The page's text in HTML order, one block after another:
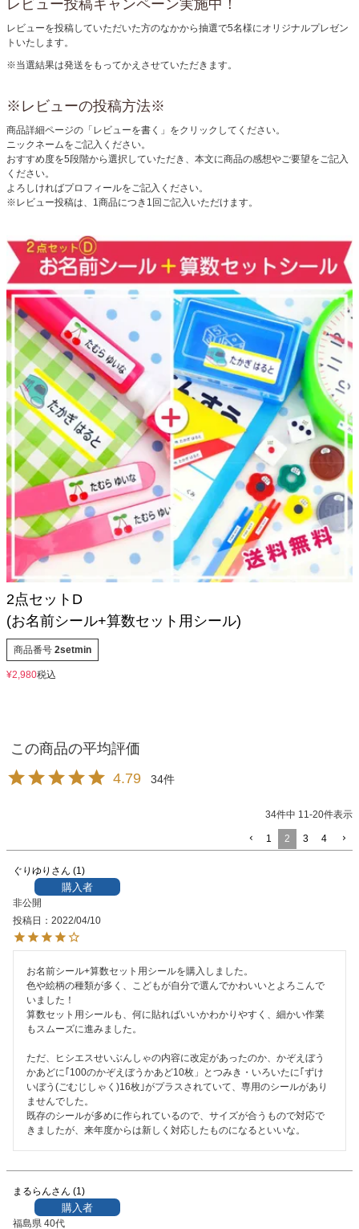
お問い合わせ
会員登録
レビュー投稿キャンペーン実施中！
レビューを投稿していただいた方のなかから抽選で5名様にオリジナルプレゼン
トいたします。
※当選結果は発送をもってかえさせていただきます。
※レビューの投稿方法※
商品詳細ページの「レビューを書く」をクリックしてください。
ニックネームをご記入ください。
おすすめ度を5段階から選択していただき、本文に商品の感想やご要望をご記入
ください。
よろしければプロフィールをご記入ください。
※レビュー投稿は、1商品につき1回ご記入いただけます。
2点セットD
(お名前シール+算数セット用シール)
商品番号 2setmin
¥2,980税込
4.79 34
34件中 11-20件表示
1 2 3 4
ぐりゆり 1
購入者
非公開
投稿日
2022/04/10
お名前シール+算数セット用シールを購入しました。
色や絵柄の種類が多く、こどもが自分で選んでかわいいとよろこんで
いました！
算数セット用シールも、何に貼ればいいかわかりやすく、細かい作業
もスムーズに進みました。
ただ、ヒシエスせいぶんしゃの内容に改定があったのか、かぞえぼう
かあどに｢100のかぞえぼうかあど10枚」とつみき・いろいたに｢ずけ
いぼう(ごむじしゃく)16枚｣がプラスされていて、専用のシールがあり
ませんでした。
既存のシールが多めに作られているので、サイズが合うもので対応で
きましたが、来年度からは新しく対応したものになるといいな。
まるらん 1
購入者
福島県 40代